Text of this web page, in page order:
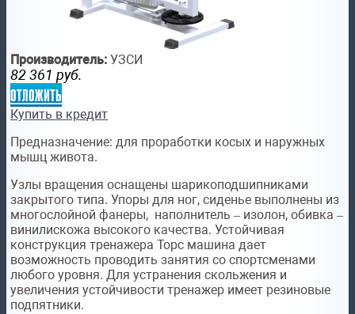
Производитель: УЗСИ
82 361 руб.
отложить
Купить в кредит
Предназначение: для проработки косых и наружных
мышц живота.
Узлы вращения оснащены шарикоподшипниками
закрытого типа. Упоры для ног, сиденье выполнены из
многослойной фанеры, наполнитель – изолон, обивка –
винилискожа высокого качества. Устойчивая
конструкция тренажера Торс машина дает
возможность проводить занятия со спортсменами
любого уровня. Для устранения скольжения и
увеличения устойчивости тренажер имеет резиновые
подпятники.